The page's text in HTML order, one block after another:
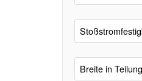
Breite in